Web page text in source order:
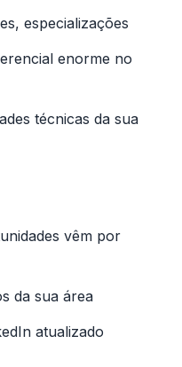
especializações
enorme no
técnicas da sua
vêm por
da sua área
atualizado